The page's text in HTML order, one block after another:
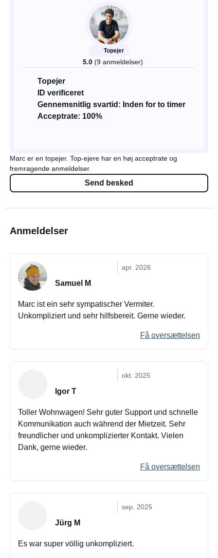
Topejer
5.0 (9 anmeldelser)
Topejer
ID verificeret
Gennemsnitlig svartid: Inden for to timer
Acceptrate: 100%
Marc er en topejer. Top-ejere har en høj acceptrate og
fremragende anmeldelser.
Send besked
Anmeldelser
apr. 2026
Samuel M
Marc ist ein sehr sympatischer Vermiter.
Unkompliziert und sehr hilfsbereit. Gerne wieder.
Få oversættelsen
okt. 2025
Igor T
Toller Wohnwagen! Sehr guter Support und schnelle
Kommunikation auch während der Mietzeit. Sehr
freundlicher und unkomplizierter Kontakt. Vielen
Dank, gerne wieder.
Få oversættelsen
sep. 2025
Jürg M
Es war super völlig unkompliziert.